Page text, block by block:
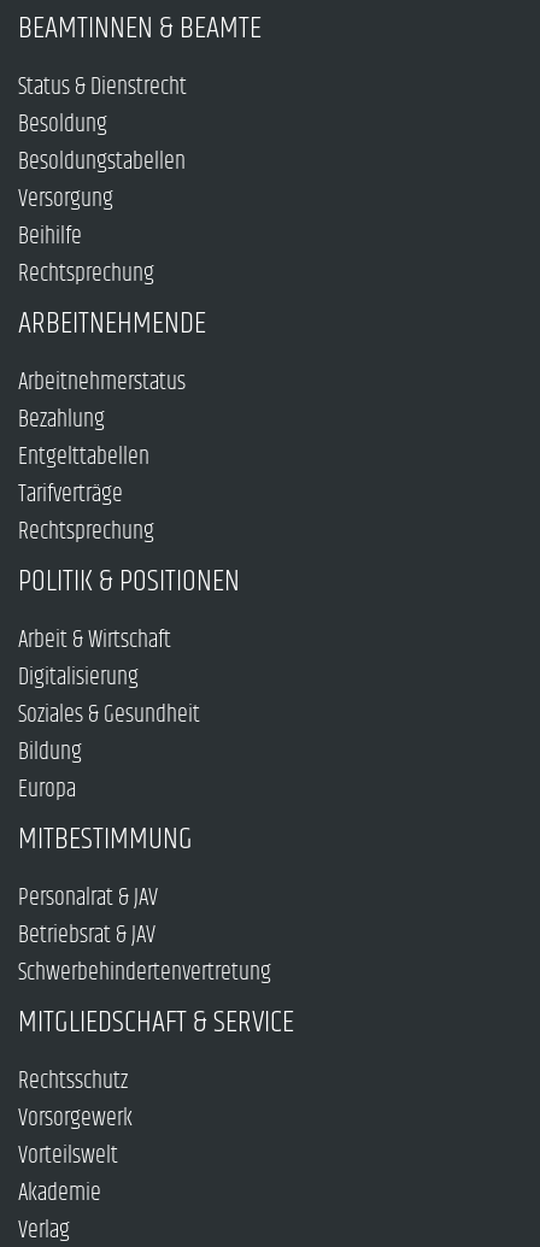
BEAMTINNEN & BEAMTE
Status & Dienstrecht
Besoldung
Besoldungstabellen
Versorgung
Beihilfe
Rechtsprechung
ARBEITNEHMENDE
Arbeitnehmerstatus
Bezahlung
Entgelttabellen
Tarifverträge
Rechtsprechung
POLITIK & POSITIONEN
Arbeit & Wirtschaft
Digitalisierung
Soziales & Gesundheit
Bildung
Europa
MITBESTIMMUNG
Personalrat & JAV
Betriebsrat & JAV
Schwerbehindertenvertretung
MITGLIEDSCHAFT & SERVICE
Rechtsschutz
Vorsorgewerk
Vorteilswelt
Akademie
Verlag